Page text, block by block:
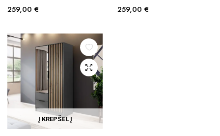
259,00 € 259,00 €
Į KREPŠELĮ